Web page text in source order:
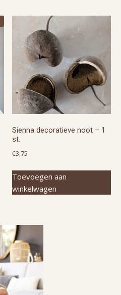
Sienna decoratieve noot – 1
st.
€3,75
Toevoegen aan
winkelwagen